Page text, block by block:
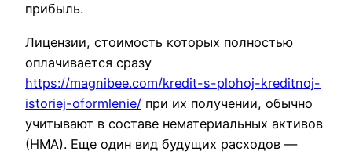
прибыль.
Лицензии, стоимость которых полностью
оплачивается сразу
https://magnibee.com/kredit-s-plohoj-kreditnoj-
istoriej-oformlenie/ при их получении, обычно
учитывают в составе нематериальных активов
(НМА). Еще один вид будущих расходов —